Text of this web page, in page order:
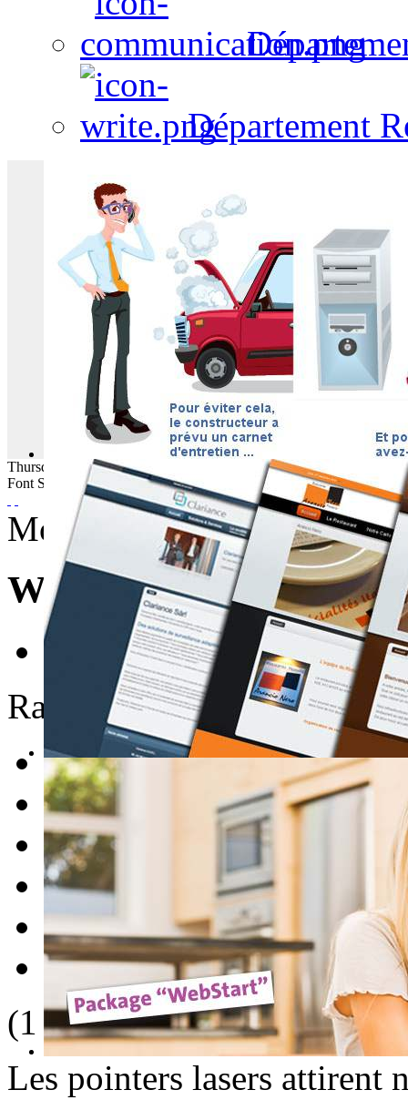
Département
Thursday August 2026
Font Size
Monday, 29 August 2011
WebBuzz du 29/08/
E-mail
Rate this item
1
2
3
4
5
(1 Vote)
Les pointers lasers attirent